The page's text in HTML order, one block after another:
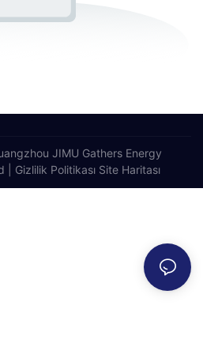
JIMU Gathers Energy
|
Gizlilik Politikası Site Haritası